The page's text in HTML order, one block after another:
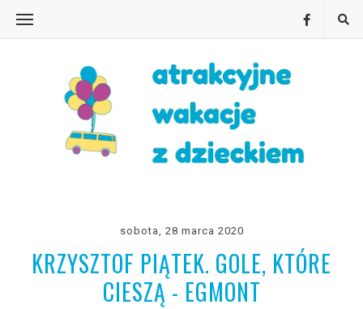
sobota, 28 marca 2020
KRZYSZTOF PIĄTEK. GOLE, KTÓRE
CIESZĄ - EGMONT